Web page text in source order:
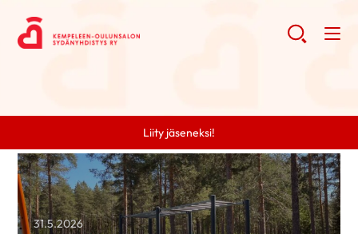
Liity jäseneksi!
31.5.2026